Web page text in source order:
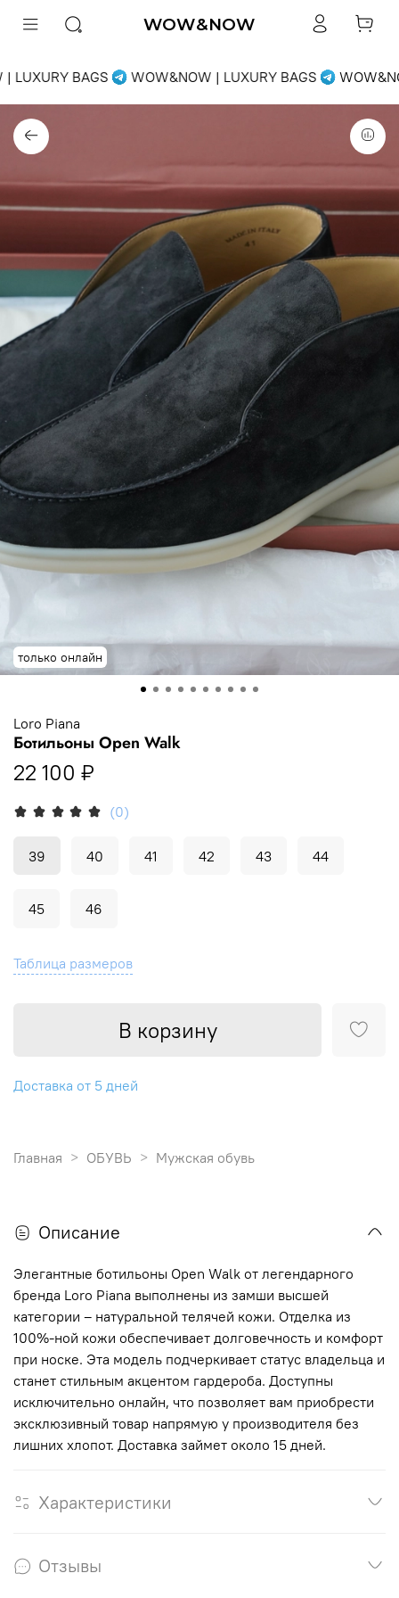
WOW&NOW
LUXURY BAGS WOW&NOW | LUXURY BAGS
только онлайн
(0)
Loro Piana
Ботильоны Open Walk
22 100 ₽
Таблица размеров
В корзину
Доставка от 5 дней
39 40 41 42 43 44
45 46
Главная ОБУВЬ Мужская обувь
Описание
Элегантные ботильоны Open Walk от легендарного
бренда Loro Piana выполнены из замши высшей
категории – натуральной телячей кожи. Отделка из
100%-ной кожи обеспечивает долговечность и комфорт
при носке. Эта модель подчеркивает статус владельца и
станет стильным акцентом гардероба. Доступны
исключительно онлайн, что позволяет вам приобрести
эксклюзивный товар напрямую у производителя без
лишних хлопот. Доставка займет около 15 дней.
Характеристики
Отзывы